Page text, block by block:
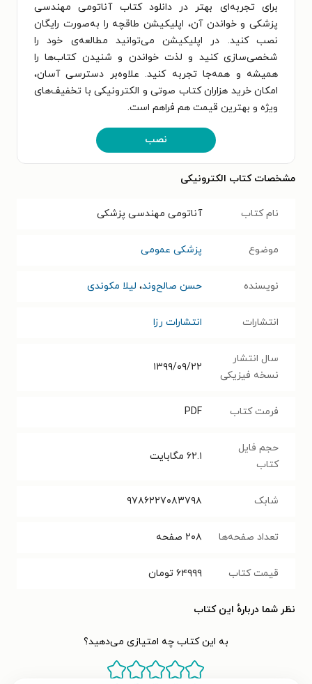
برای تجربه‌ای بهتر در دانلود کتاب آناتومی مهندسی
پزشکی و خواندن آن، اپلیکیشن طاقچه را به‌صورت رایگان
نصب کنید. در اپلیکیشن می‌توانید مطالعه‌ی خود را
شخصی‌سازی کنید و لذت خواندن و شنیدن کتاب‌ها را
همیشه و همه‌جا تجربه کنید. علاوه‌بر دسترسی آسان،
امکان خرید هزاران کتاب صوتی و الکترونیکی با تخفیف‌های
ویژه و بهترین قیمت هم فراهم است.
نصب
مشخصات کتاب الکترونیکی
نام کتاب آناتومی مهندسی پزشکی
موضوع پزشکی عمومی
نویسنده حسن صالح‌وند، لیلا مکوندی
انتشارات انتشارات رزا
سال انتشار
نسخه فیزیکی
۱۳۹۹/۰۹/۲۲
فرمت کتاب PDF
حجم فایل
کتاب
۶۲.۱ مگابایت
شابک ۹۷۸۶۲۲۷۰۸۳۷۹۸
تعداد صفحه‌ها ۲۰۸ صفحه
قیمت کتاب ۶۴۹۹۹ تومان
نظر شما دربارهٔ این کتاب
به این کتاب چه امتیازی می‌دهید؟